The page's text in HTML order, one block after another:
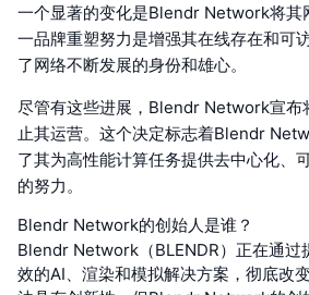
一个显著的变化是Blendr Network将其
一品牌重塑努力是增强其在线存在和可
了网络不断发展的身份和雄心。
尽管有这些进展，Blendr Network宣布
止其运营。这个决定标志着Blendr
了其为高性能计算任务提供去中心化、
的努力。
Blendr Network的创始人是谁？
Blendr Network（BLENDR）正在通过
效的AI、渲染和模拟解决方案，彻底改